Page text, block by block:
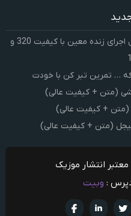
کنسرت صوتی معین لایو | آرشیو کامل اجرای زنده معین با کیفیت 320 و
… تمرین تبر کن با خودت
(متن + کیفیت عالی)
+ کیفیت عالی)
(متن + کیفیت عالی)
انتشار موزیک
: وبیت
تويتر تلگرام
اینستاگرام